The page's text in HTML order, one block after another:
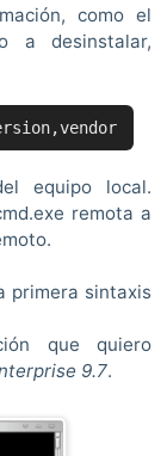
como el
a desinstalar,
equipo local.
remota a
primera sintaxis
que quiero
9.7.